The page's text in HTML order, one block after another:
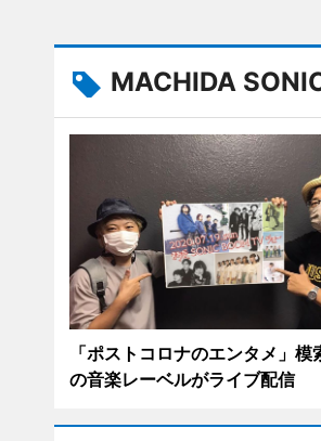
MACHIDA
「ポストコロナのエンタメ」
の音楽レーベルがライブ配信